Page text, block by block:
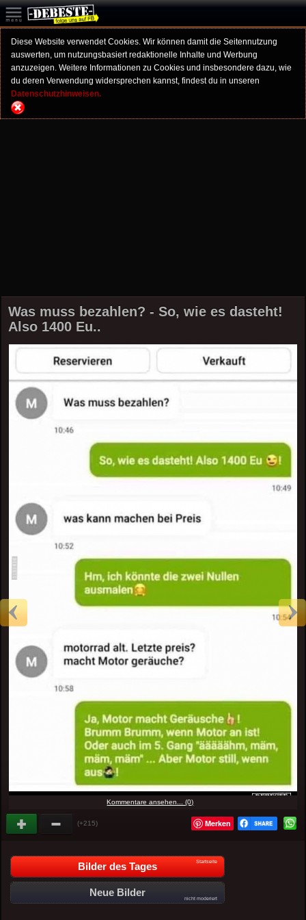
Diese Website verwendet Cookies. Wir können damit die Seitennutzung
auswerten, um nutzungsbasiert redaktionelle Inhalte und Werbung
anzuzeigen. Weitere Informationen zu Cookies und insbesondere dazu, wie
du deren Verwendung widersprechen kannst, findest du in unseren
Datenschutzhinweisen.
Was muss bezahlen? - So, wie es dasteht!
Also 1400 Eu..
Kommentare ansehen... (0)
(+215) Merken
Bilder des Tages Startseite
Neue Bilder
nicht moderiert